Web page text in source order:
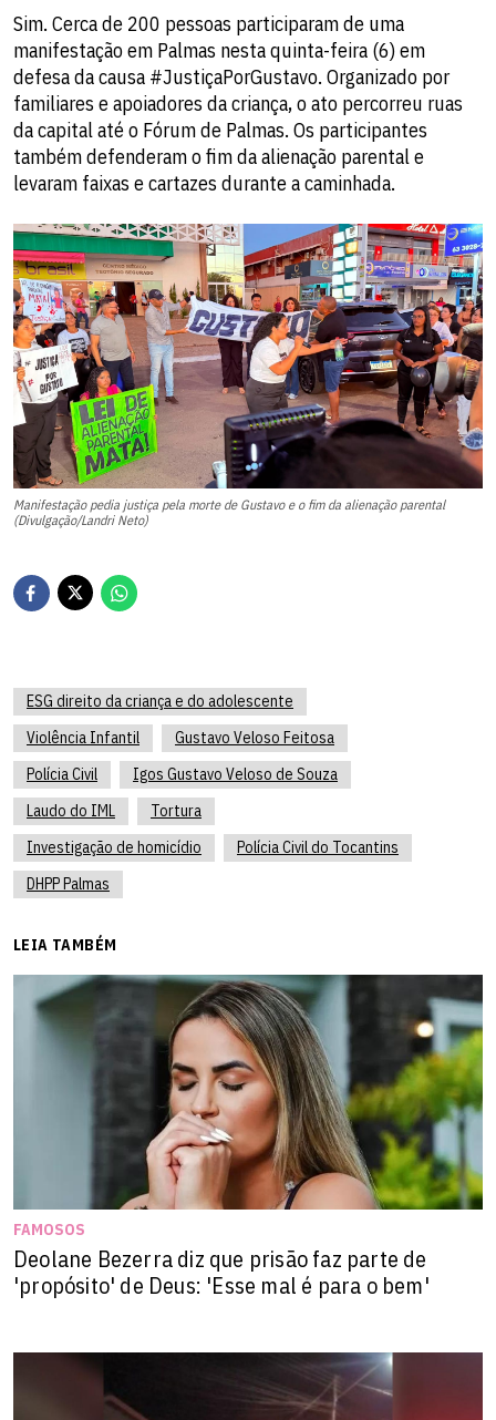
Sim. Cerca de 200 pessoas participaram de uma
manifestação em Palmas nesta quinta-feira (6) em
defesa da causa #JustiçaPorGustavo. Organizado por
familiares e apoiadores da criança, o ato percorreu ruas
da capital até o Fórum de Palmas. Os participantes
também defenderam o fim da alienação parental e
levaram faixas e cartazes durante a caminhada.
Manifestação pedia justiça pela morte de Gustavo e o fim da alienação parental
(Divulgação/Landri Neto)
ESG direito da criança e do adolescente
Violência Infantil
Gustavo Veloso Feitosa
Polícia Civil
Igos Gustavo Veloso de Souza
Laudo do IML
Tortura
Investigação de homicídio
Polícia Civil do Tocantins
DHPP Palmas
LEIA TAMBÉM
FAMOSOS
Deolane Bezerra diz que prisão faz parte de
'propósito' de Deus: 'Esse mal é para o bem'